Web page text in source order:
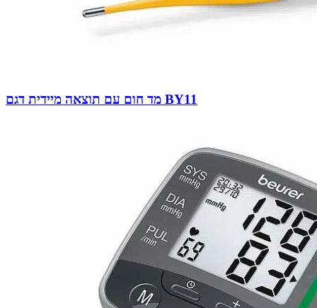
מד חום עם תוצאה מיידית דגם BY11